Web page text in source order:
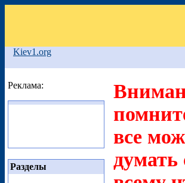
Kiev1.org
Реклама:
Разделы
все
думать